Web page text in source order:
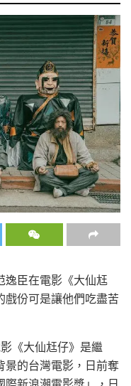
逸臣在電影《大仙尪
戲份可是讓他們吃盡苦
《大仙尪仔》是繼
景的台灣電影，日前奪